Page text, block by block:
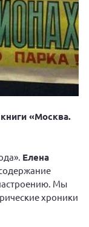
«Москва.
Елена
Мы
хроники